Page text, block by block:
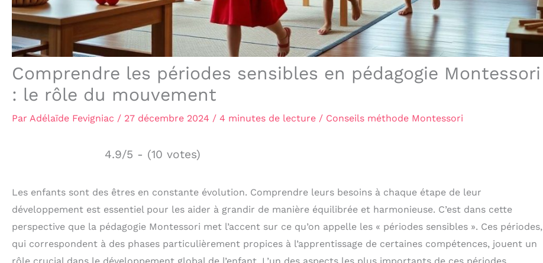
Comprendre les périodes sensibles en pédagogie Montessori
: le rôle du mouvement
Par Adélaïde Fevigniac / 27 décembre 2024 / 4 minutes de lecture / Conseils méthode Montessori
4.9/5 - (10 votes)
Les enfants sont des êtres en constante évolution. Comprendre leurs besoins à chaque étape de leur
développement est essentiel pour les aider à grandir de manière équilibrée et harmonieuse. C’est dans cette
perspective que la pédagogie Montessori met l’accent sur ce qu’on appelle les « périodes sensibles ». Ces périodes,
qui correspondent à des phases particulièrement propices à l’apprentissage de certaines compétences, jouent un